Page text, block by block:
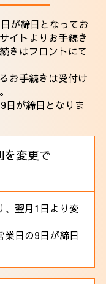
が締日となってお
イトよりお手続き
きはフロントにて
お手続きは受付け
日が締日となりま
を変更で
、翌月1日より変
日の9日が締日